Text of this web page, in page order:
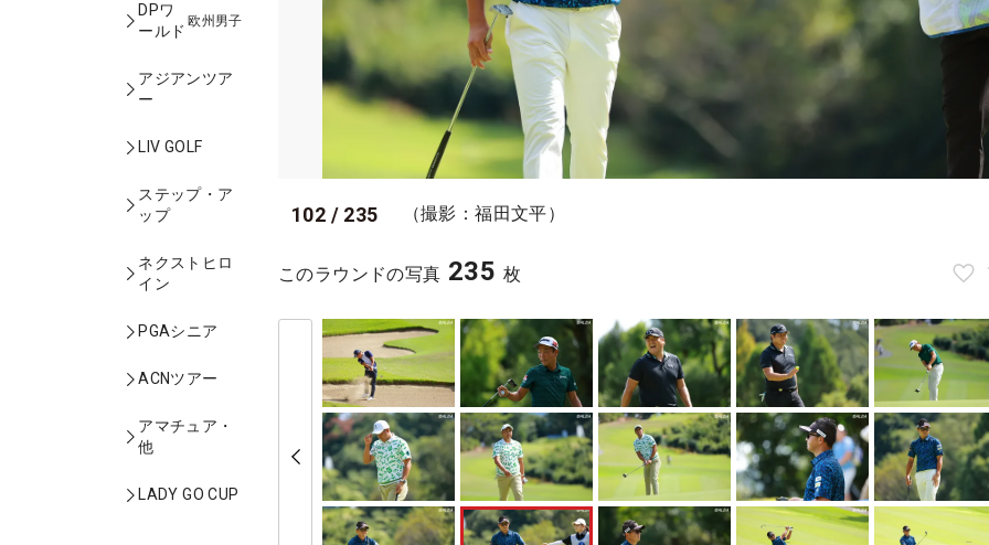
DPワ
ールド
欧州男子
アジアンツア
ー
LIV GOLF
ステップ・ア
ップ
ネクストヒロ
イン
PGAシニア
ACNツアー
アマチュア・
他
LADY GO CUP
102 / 235 （撮影：福田文平）
このラウンドの写真 235 枚